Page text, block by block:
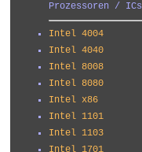
Prozessoren / ICs
Intel 4004
Intel 4040
Intel 8008
Intel 8080
Intel x86
Intel 1101
Intel 1103